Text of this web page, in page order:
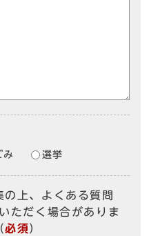
み 選挙
上、よくある質問
ただく場合がありま
必須）